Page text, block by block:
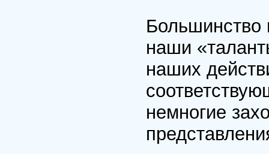
Большинство
наши
наших
немногие